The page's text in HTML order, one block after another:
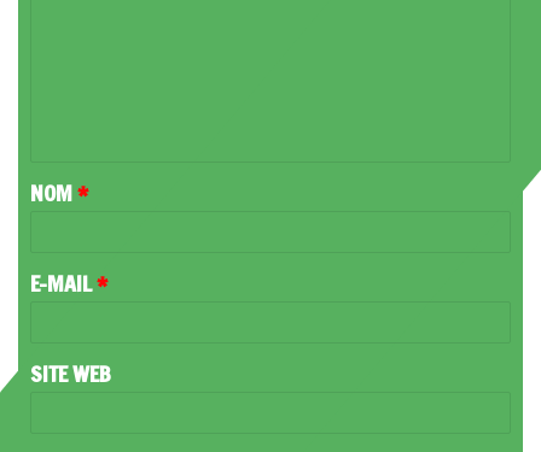
A
R
NOM*
E-MAIL*
SITE WEB